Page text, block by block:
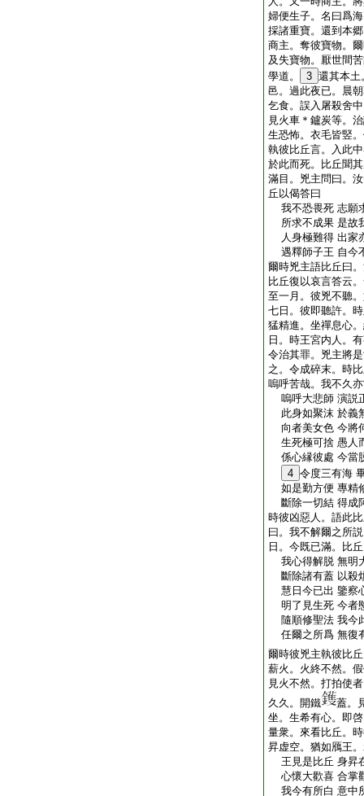
婦便生子。名曰爲
採諸重寶。還到本
商主。奪彼寶物。
及失寶物。厭世間
學道。
3 還其本土
邑。過此夜已。晨
乞食。誤入屠殺舍
見火車＊鑪炭等。
生恐怖。衣毛皆竪
執彼比丘言。入此
於此而死。比丘聞
滿目。兇主問曰。
丘以偈答曰
我不恐畏死 志願
所求不成果 是故
人身極難得 出家
遇釋師子王 自今
爾時兇主語比丘曰
比丘復以哀言答云
至一月。彼兇不聽
七日。彼即聽許。
猛精進。坐禪息心
日。時王宮内人。
令治其罪。兇主將
之。令成碎末。時
嗚呼苦哉。我不久
嗚呼大悲師 演説
此身如聚沫 於義
向者美女色 今將
生死極可捨 愚人
係心縁彼處 今當
4 令度三有海
如是勤方便 專精
斷除一切結 得成
時彼凶惡人。語此
曰。我不解爾之所
日。今既已滿。比
我心得解脱 無明
斷除諸有蓋 以殺
慧日今已出 鑒察
明了見生死 今者
隨順修聖法 我今
任爾之所爲 無復
爾時彼兇主執彼比
薪火。火終不然。
見火不然。打拍使
久久。開鐵
蓋。
坐。生希有心。即
量衆。來看比丘。
昇虚空。猶如鴈王
王見是比丘 身昇
心懷大歡喜 合掌
我今有所白 意中